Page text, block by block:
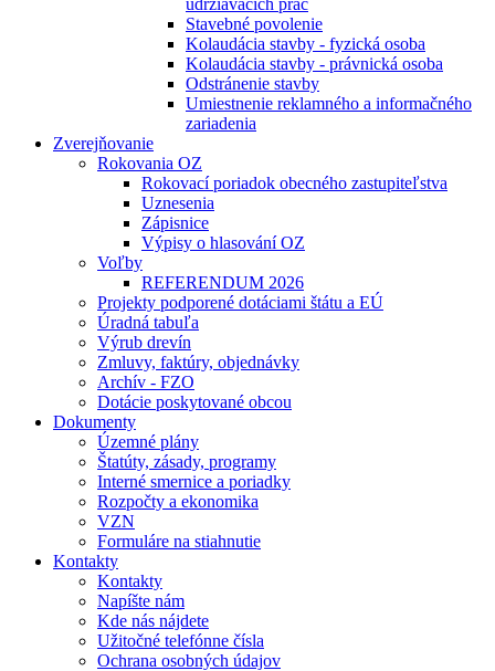
udržiavacích prác
Stavebné povolenie
Kolaudácia stavby - fyzická osoba
Kolaudácia stavby - právnická osoba
Odstránenie stavby
Umiestnenie reklamného a informačného
zariadenia
Zverejňovanie
Rokovania OZ
Rokovací poriadok obecného zastupiteľstva
Uznesenia
Zápisnice
Výpisy o hlasování OZ
Voľby
REFERENDUM 2026
Projekty podporené dotáciami štátu a EÚ
Úradná tabuľa
Výrub drevín
Zmluvy, faktúry, objednávky
Archív - FZO
Dotácie poskytované obcou
Dokumenty
Územné plány
Štatúty, zásady, programy
Interné smernice a poriadky
Rozpočty a ekonomika
VZN
Formuláre na stiahnutie
Kontakty
Kontakty
Napíšte nám
Kde nás nájdete
Užitočné telefónne čísla
Ochrana osobných údajov